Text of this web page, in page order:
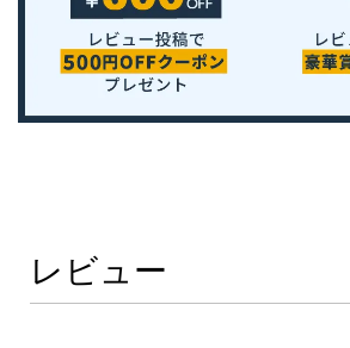
レビュー